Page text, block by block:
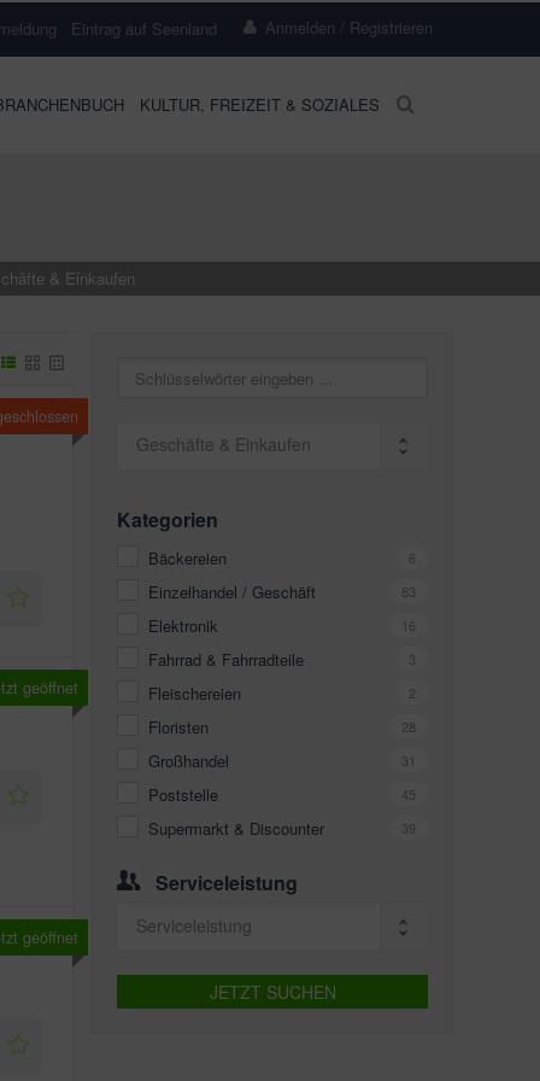
Anmelden / Registrieren
Eintrag auf Seenland
KULTUR, FREIZEIT & SOZIALES
& Einkaufen
geöffnet
geöffnet
Geschäfte & Einkaufen
Kategorien
Bäckereien 6
Einzelhandel / Geschäft 83
Elektronik 16
Fahrrad & Fahrradteile 3
Fleischereien 2
Floristen 28
Großhandel 31
Poststelle 45
Supermarkt & Discounter 39
Serviceleistung
Serviceleistung
JETZT SUCHEN